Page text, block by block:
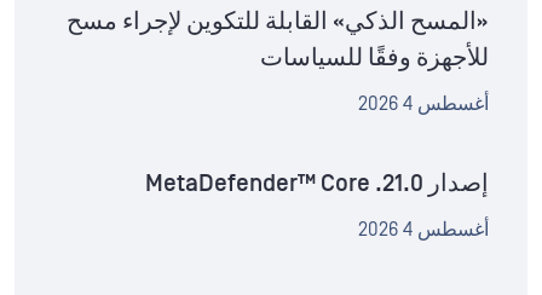
«المسح الذكي» القابلة للتكوين لإجراء مسح
للأجهزة وفقًا للسياسات
أغسطس 4 2026
إصدار MetaDefender™ Core .21.0
أغسطس 4 2026